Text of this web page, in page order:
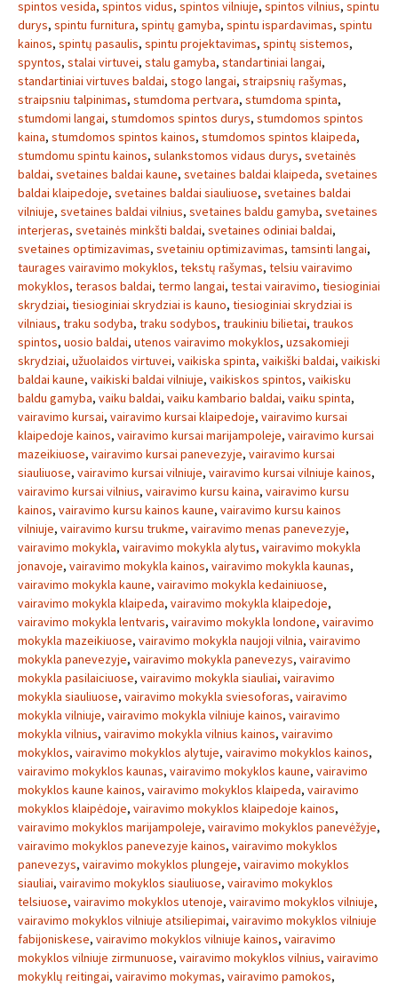
spintos vesida, spintos vidus, spintos vilniuje, spintos vilnius, spintu
durys, spintu furnitura, spintų gamyba, spintu ispardavimas, spintu
kainos, spintų pasaulis, spintu projektavimas, spintų sistemos,
spyntos, stalai virtuvei, stalu gamyba, standartiniai langai,
standartiniai virtuves baldai, stogo langai, straipsnių rašymas,
straipsniu talpinimas, stumdoma pertvara, stumdoma spinta,
stumdomi langai, stumdomos spintos durys, stumdomos spintos
kaina, stumdomos spintos kainos, stumdomos spintos klaipeda,
stumdomu spintu kainos, sulankstomos vidaus durys, svetainės
baldai, svetaines baldai kaune, svetaines baldai klaipeda, svetaines
baldai klaipedoje, svetaines baldai siauliuose, svetaines baldai
vilniuje, svetaines baldai vilnius, svetaines baldu gamyba, svetaines
interjeras, svetainės minkšti baldai, svetaines odiniai baldai,
svetaines optimizavimas, svetainiu optimizavimas, tamsinti langai,
taurages vairavimo mokyklos, tekstų rašymas, telsiu vairavimo
mokyklos, terasos baldai, termo langai, testai vairavimo, tiesioginiai
skrydziai, tiesioginiai skrydziai is kauno, tiesioginiai skrydziai is
vilniaus, traku sodyba, traku sodybos, traukiniu bilietai, traukos
spintos, uosio baldai, utenos vairavimo mokyklos, uzsakomieji
skrydziai, užuolaidos virtuvei, vaikiska spinta, vaikiški baldai, vaikiski
baldai kaune, vaikiski baldai vilniuje, vaikiskos spintos, vaikisku
baldu gamyba, vaiku baldai, vaiku kambario baldai, vaiku spinta,
vairavimo kursai, vairavimo kursai klaipedoje, vairavimo kursai
klaipedoje kainos, vairavimo kursai marijampoleje, vairavimo kursai
mazeikiuose, vairavimo kursai panevezyje, vairavimo kursai
siauliuose, vairavimo kursai vilniuje, vairavimo kursai vilniuje kainos,
vairavimo kursai vilnius, vairavimo kursu kaina, vairavimo kursu
kainos, vairavimo kursu kainos kaune, vairavimo kursu kainos
vilniuje, vairavimo kursu trukme, vairavimo menas panevezyje,
vairavimo mokykla, vairavimo mokykla alytus, vairavimo mokykla
jonavoje, vairavimo mokykla kainos, vairavimo mokykla kaunas,
vairavimo mokykla kaune, vairavimo mokykla kedainiuose,
vairavimo mokykla klaipeda, vairavimo mokykla klaipedoje,
vairavimo mokykla lentvaris, vairavimo mokykla londone, vairavimo
mokykla mazeikiuose, vairavimo mokykla naujoji vilnia, vairavimo
mokykla panevezyje, vairavimo mokykla panevezys, vairavimo
mokykla pasilaiciuose, vairavimo mokykla siauliai, vairavimo
mokykla siauliuose, vairavimo mokykla sviesoforas, vairavimo
mokykla vilniuje, vairavimo mokykla vilniuje kainos, vairavimo
mokykla vilnius, vairavimo mokykla vilnius kainos, vairavimo
mokyklos, vairavimo mokyklos alytuje, vairavimo mokyklos kainos,
vairavimo mokyklos kaunas, vairavimo mokyklos kaune, vairavimo
mokyklos kaune kainos, vairavimo mokyklos klaipeda, vairavimo
mokyklos klaipėdoje, vairavimo mokyklos klaipedoje kainos,
vairavimo mokyklos marijampoleje, vairavimo mokyklos panevėžyje,
vairavimo mokyklos panevezyje kainos, vairavimo mokyklos
panevezys, vairavimo mokyklos plungeje, vairavimo mokyklos
siauliai, vairavimo mokyklos siauliuose, vairavimo mokyklos
telsiuose, vairavimo mokyklos utenoje, vairavimo mokyklos vilniuje,
vairavimo mokyklos vilniuje atsiliepimai, vairavimo mokyklos vilniuje
fabijoniskese, vairavimo mokyklos vilniuje kainos, vairavimo
mokyklos vilniuje zirmunuose, vairavimo mokyklos vilnius, vairavimo
mokyklų reitingai, vairavimo mokymas, vairavimo pamokos,